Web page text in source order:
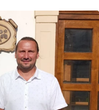
v čele
Matyášem.